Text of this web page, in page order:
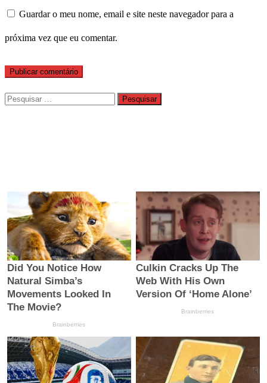
Guardar o meu nome, email e site neste navegador para a
próxima vez que eu comentar.
Pesquisar
por: